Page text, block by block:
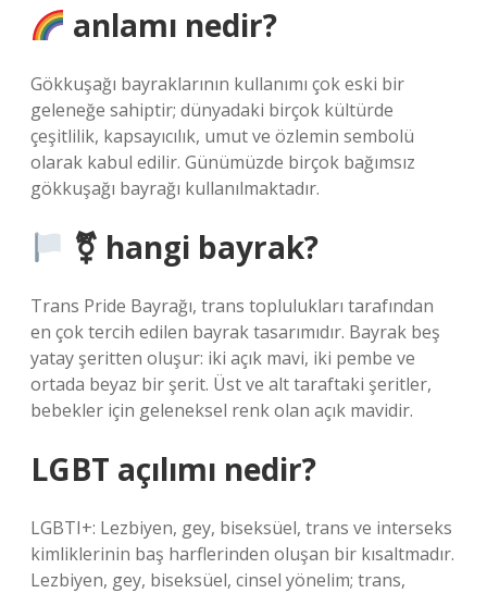
anlamı nedir?
Gökkuşağı bayraklarının kullanımı çok eski bir
geleneğe sahiptir; dünyadaki birçok kültürde
çeşitlilik, kapsayıcılık, umut ve özlemin sembolü
olarak kabul edilir. Günümüzde birçok bağımsız
gökkuşağı bayrağı kullanılmaktadır.
⚧ hangi bayrak?
Trans Pride Bayrağı, trans toplulukları tarafından
en çok tercih edilen bayrak tasarımıdır. Bayrak beş
yatay şeritten oluşur: iki açık mavi, iki pembe ve
ortada beyaz bir şerit. Üst ve alt taraftaki şeritler,
bebekler için geleneksel renk olan açık mavidir.
LGBT açılımı nedir?
LGBTI+: Lezbiyen, gey, biseksüel, trans ve interseks
kimliklerinin baş harflerinden oluşan bir kısaltmadır.
Lezbiyen, gey, biseksüel, cinsel yönelim; trans,